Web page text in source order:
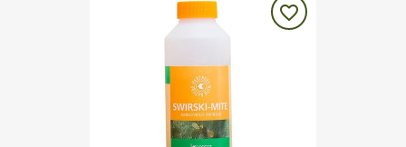
favorite_border